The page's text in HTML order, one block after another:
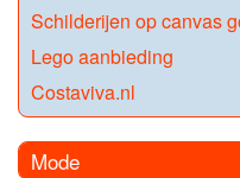
Schilderijen op canvas
Lego aanbieding
Costaviva.nl
Mode